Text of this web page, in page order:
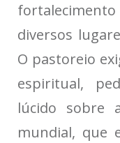
fortalecimento
diversos
O pastoreio
espiritual,
lúcido sobre
mundial, que